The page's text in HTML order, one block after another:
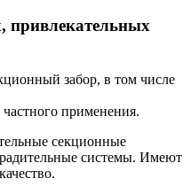
привлекательных
забор, в том числе
применения.
секционные
системы. Имеют